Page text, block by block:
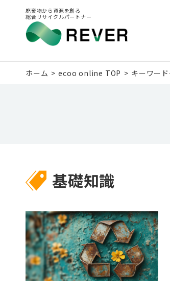
廃棄物から資源を創る
総合リサイクルパートナー
ホーム ecoo online TOP キーワー
基礎知識